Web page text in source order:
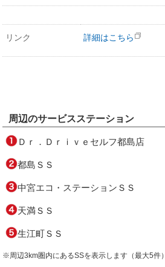
リンク 詳細はこちら
周辺のサービスステーション
Ｄｒ．Ｄｒｉｖｅセルフ都島店
都島ＳＳ
中宮エコ・ステーションＳＳ
天満ＳＳ
生江町ＳＳ
※周辺3km圏内にあるSSを表示します（最大5件）